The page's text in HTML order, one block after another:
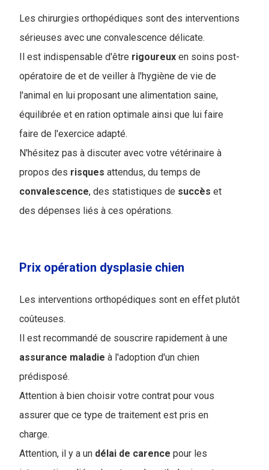
Les chirurgies orthopédiques sont des interventions
sérieuses avec une convalescence délicate.
Il est indispensable d'être rigoureux en soins post-
opératoire de et de veiller à l'hygiène de vie de
l'animal en lui proposant une alimentation saine,
équilibrée et en ration optimale ainsi que lui faire
faire de l'exercice adapté.
N'hésitez pas à discuter avec votre vétérinaire à
propos des risques attendus, du temps de
convalescence, des statistiques de succès et
des dépenses liés à ces opérations.
Prix opération dysplasie chien
Les interventions orthopédiques sont en effet plutôt
coûteuses.
Il est recommandé de souscrire rapidement à une
assurance maladie à l'adoption d'un chien
prédisposé.
Attention à bien choisir votre contrat pour vous
assurer que ce type de traitement est pris en
charge.
Attention, il y a un délai de carence pour les